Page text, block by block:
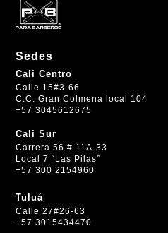
Sedes
Cali Centro
Calle 15#3-66
C.C. Gran Colmena local 104
+57 3045612675
Cali Sur
Carrera 56 # 11A-33
Local 7 “Las Pilas”
+57 300 2154960
Tuluá
Calle 27#26-63
+57 3015434470